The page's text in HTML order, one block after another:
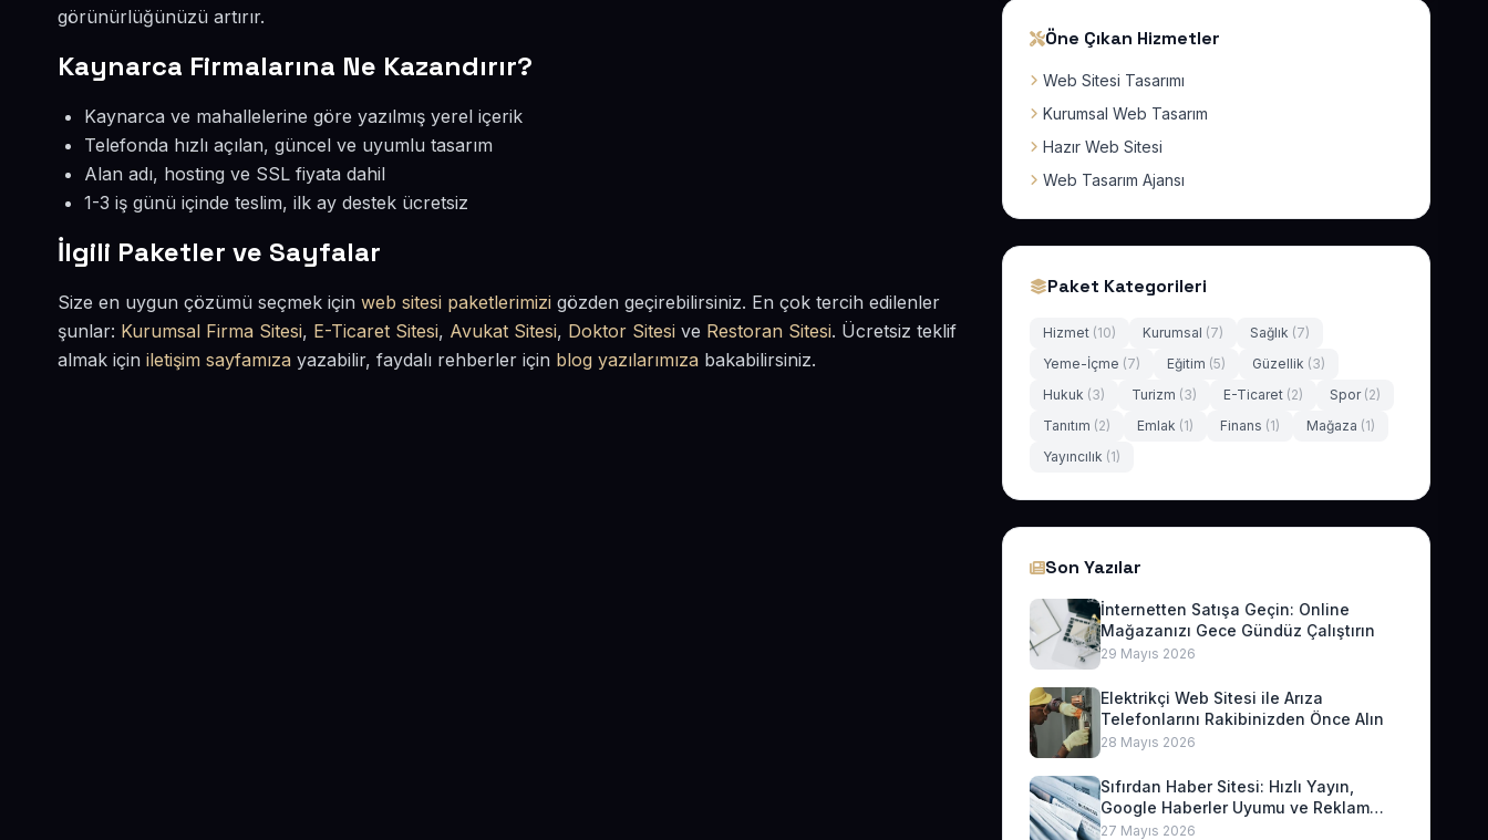
görünürlüğünüzü artırır.
Kaynarca Firmalarına Ne Kazandırır?
Kaynarca ve mahallelerine göre yazılmış yerel içerik
Telefonda hızlı açılan, güncel ve uyumlu tasarım
Alan adı, hosting ve SSL fiyata dahil
1-3 iş günü içinde teslim, ilk ay destek ücretsiz
İlgili Paketler ve Sayfalar
Size en uygun çözümü seçmek için web sitesi paketlerimizi gözden geçirebilirsiniz. En çok tercih edilenler
şunlar: Kurumsal Firma Sitesi, E-Ticaret Sitesi, Avukat Sitesi, Doktor Sitesi ve Restoran Sitesi. Ücretsiz teklif
almak için iletişim sayfamıza yazabilir, faydalı rehberler için blog yazılarımıza bakabilirsiniz.
Öne Çıkan Hizmetler
Web Sitesi Tasarımı
Kurumsal Web Tasarım
Hazır Web Sitesi
Web Tasarım Ajansı
Paket Kategorileri
Hizmet (10) Kurumsal (7) Sağlık (7)
Yeme-İçme (7) Eğitim (5) Güzellik (3)
Hukuk (3) Turizm (3) E-Ticaret (2) Spor (2)
Tanıtım (2) Emlak (1) Finans (1) Mağaza (1)
Yayıncılık (1)
Son Yazılar
İnternetten Satışa Geçin: Online
Mağazanızı Gece Gündüz Çalıştırın
29 Mayıs 2026
Elektrikçi Web Sitesi ile Arıza
Telefonlarını Rakibinizden Önce Alın
28 Mayıs 2026
Sıfırdan Haber Sitesi: Hızlı Yayın,
Google Haberler Uyumu ve Reklam
Geliri
27 Mayıs 2026